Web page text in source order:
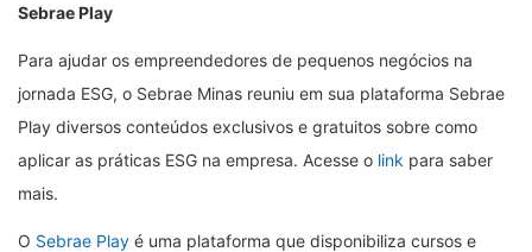
Sebrae Play
Para ajudar os empreendedores de pequenos negócios na
jornada ESG, o Sebrae Minas reuniu em sua plataforma Sebrae
Play diversos conteúdos exclusivos e gratuitos sobre como
aplicar as práticas ESG na empresa. Acesse o link para saber
mais.
O Sebrae Play é uma plataforma que disponibiliza cursos e